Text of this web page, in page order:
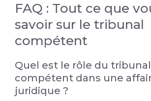
FAQ : Tout ce que
savoir sur le tribunal
compétent
Quel est le rôle du tribunal
compétent dans une
juridique ?